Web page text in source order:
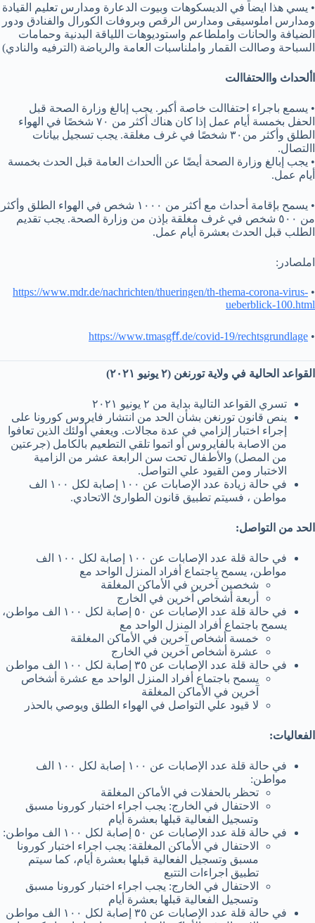
• يسي هذا ايضاً في الديسكوهات وبيوت الدعارة ومدارس تعليم القيادة
ومدارس املوسيقى ومدارس الرقص وبروفات الكورال والفنادق ودور
الضيافة والحانات واملطاعم واستوديوهات اللياقة البدنية وحمامات
السباحة وصاالت القمار واملناسبات العامة والرياضة (الترفيه والنادي)
األحداث واالحتفاالت
• يسمع باجراء احتفاالت خاصة أكبر. يجب إبالغ وزارة الصحة قبل
الحفل بخمسة أيام عمل إذا كان هناك أكثر من ٧٠ شخصًا في الهواء
الطلق وأكثر من٣٠ شخصًا في غرف مغلقة. يجب تسجيل بيانات
االتصال.
• يجب إبالغ وزارة الصحة أيضًا عن األحداث العامة قبل الحدث بخمسة
أيام عمل.
• يسمح بإقامة أحداث مع أكثر من ١٠٠٠ شخص في الهواء الطلق وأكثر
من ٥٠٠ شخص في غرف مغلقة بإذن من وزارة الصحة. يجب تقديم
الطلب قبل الحدث بعشرة أيام عمل.
املصادر:
•
https://www.mdr.de/nachrichten/thueringen/th-thema-corona-virus-
ueberblick-100.html
•
https://www.tmasgﬀ.de/covid-19/rechtsgrundlage
اﻟﻘﻮاﻋﺪ اﻟﺤﺎﻟﯿﺔ ﻓﻲ وﻻﯾﺔ ﺗﻮرﻧﻐﻦ (٢ ﯾﻮﻧﯿﻮ ٢٠٢١)
ﺗﺴﺮي اﻟﻘﻮاﻋﺪ اﻟﺘﺎﻟﯿﺔ ﺑﺪاﯾﺔ ﻣﻦ ٢ ﯾﻮﻧﯿﻮ ٢٠٢١
ﯾﻨﺺ ﻗﺎﻧﻮن ﺗﻮرﻧﻐﻦ ﺑﺸﺄن اﻟﺤﺪ ﻣﻦ اﻧﺘﺸﺎر ﻓﺎﯾﺮوس ﻛﻮروﻧﺎ ﻋﻠﻰ
إﺟﺮاء اﺧﺘﺒﺎر إﻟﺰاﻣﻲ ﻓﻲ ﻋﺪة ﻣﺠﺎﻻت. وﯾﻌﻔﻲ أوﻟﺌﻚ اﻟﺬﯾﻦ ﺗﻌﺎﻓﻮا
ﻣﻦ اﻻﺻﺎﺑﺔ ﺑﺎﻟﻔﺎﯾﺮوس أو اﺗﻤﻮا ﺗﻠﻘﻲ اﻟﺘﻄﻌﯿﻢ ﺑﺎﻟﻜﺎﻣﻞ (ﺟﺮﻋﺘﯿﻦ
ﻣﻦ اﻟﻤﺼﻞ) واﻷطﻔﺎل ﺗﺤﺖ ﺳﻦ اﻟﺮاﺑﻌﺔ ﻋﺸﺮ ﻣﻦ اﻟﺰاﻣﯿﺔ
اﻻﺧﺘﺒﺎر وﻣﻦ اﻟﻘﯿﻮد ﻋﻠﻲ اﻟﺘﻮاﺻﻞ.
ﻓﻲ ﺣﺎﻟﺔ زﯾﺎدة ﻋﺪد اﻹﺻﺎﺑﺎت ﻋﻦ ١٠٠ إﺻﺎﺑﺔ ﻟﻜﻞ ١٠٠ اﻟﻒ
ﻣﻮاطﻦ ، ﻓﺴﯿﺘﻢ ﺗﻄﺒﯿﻖ ﻗﺎﻧﻮن اﻟﻄﻮارئ اﻻﺗﺤﺎدي.
اﻟﺤﺪ ﻣﻦ اﻟﺘﻮاﺻﻞ:
ﻓﻲ ﺣﺎﻟﺔ ﻗﻠﺔ ﻋﺪد اﻹﺻﺎﺑﺎت ﻋﻦ ١٠٠ إﺻﺎﺑﺔ ﻟﻜﻞ ١٠٠ اﻟﻒ
ﻣﻮاطﻦ، ﯾﺴﻤﺢ ﺑﺎﺟﺘﻤﺎع أﻓﺮاد اﻟﻤﻨﺰل اﻟﻮاﺣﺪ ﻣﻊ
ﺷﺨﺼﯿﻦ آﺧﺮﯾﻦ ﻓﻲ اﻷﻣﺎﻛﻦ اﻟﻤﻐﻠﻘﺔ
أرﺑﻌﺔ أﺷﺨﺎص آﺧﺮﯾﻦ ﻓﻲ اﻟﺨﺎرج
ﻓﻲ ﺣﺎﻟﺔ ﻗﻠﺔ ﻋﺪد اﻹﺻﺎﺑﺎت ﻋﻦ ٥٠ إﺻﺎﺑﺔ ﻟﻜﻞ ١٠٠ اﻟﻒ ﻣﻮاطﻦ،
ﯾﺴﻤﺢ ﺑﺎﺟﺘﻤﺎع أﻓﺮاد اﻟﻤﻨﺰل اﻟﻮاﺣﺪ ﻣﻊ
ﺧﻤﺴﺔ أﺷﺨﺎص آﺧﺮﯾﻦ ﻓﻲ اﻷﻣﺎﻛﻦ اﻟﻤﻐﻠﻘﺔ
ﻋﺸﺮة أﺷﺨﺎص آﺧﺮﯾﻦ ﻓﻲ اﻟﺨﺎرج
ﻓﻲ ﺣﺎﻟﺔ ﻗﻠﺔ ﻋﺪد اﻹﺻﺎﺑﺎت ﻋﻦ ٣٥ إﺻﺎﺑﺔ ﻟﻜﻞ ١٠٠ اﻟﻒ ﻣﻮاطﻦ
ﯾﺴﻤﺢ ﺑﺎﺟﺘﻤﺎع أﻓﺮاد اﻟﻤﻨﺰل اﻟﻮاﺣﺪ ﻣﻊ ﻋﺸﺮة أﺷﺨﺎص
آﺧﺮﯾﻦ ﻓﻲ اﻷﻣﺎﻛﻦ اﻟﻤﻐﻠﻘﺔ
ﻻ ﻗﯿﻮد ﻋﻠﻲ اﻟﺘﻮاﺻﻞ ﻓﻲ اﻟﮭﻮاء اﻟﻄﻠﻖ وﯾﻮﺻﻲ ﺑﺎﻟﺤﺬر
اﻟﻔﻌﺎﻟﯿﺎت:
ﻓﻲ ﺣﺎﻟﺔ ﻗﻠﺔ ﻋﺪد اﻹﺻﺎﺑﺎت ﻋﻦ ١٠٠ إﺻﺎﺑﺔ ﻟﻜﻞ ١٠٠ اﻟﻒ
ﻣﻮاطﻦ:
ﺗﺤﻈﺮ ﺑﺎﻟﺤﻔﻼت ﻓﻲ اﻷﻣﺎﻛﻦ اﻟﻤﻐﻠﻘﺔ
اﻻﺣﺘﻔﺎل ﻓﻲ اﻟﺨﺎرج: ﯾﺠﺐ اﺟﺮاء اﺧﺘﺒﺎر ﻛﻮروﻧﺎ ﻣﺴﺒﻖ
وﺗﺴﺠﯿﻞ اﻟﻔﻌﺎﻟﯿﺔ ﻗﺒﻠﮭﺎ ﺑﻌﺸﺮة أﯾﺎم
ﻓﻲ ﺣﺎﻟﺔ ﻗﻠﺔ ﻋﺪد اﻹﺻﺎﺑﺎت ﻋﻦ ٥٠ إﺻﺎﺑﺔ ﻟﻜﻞ ١٠٠ اﻟﻒ ﻣﻮاطﻦ:
اﻻﺣﺘﻔﺎل ﻓﻲ اﻷﻣﺎﻛﻦ اﻟﻤﻐﻠﻘﺔ: ﯾﺠﺐ اﺟﺮاء اﺧﺘﺒﺎر ﻛﻮروﻧﺎ
ﻣﺴﺒﻖ وﺗﺴﺠﯿﻞ اﻟﻔﻌﺎﻟﯿﺔ ﻗﺒﻠﮭﺎ ﺑﻌﺸﺮة أﯾﺎم، ﻛﻤﺎ ﺳﯿﺘﻢ
ﺗﻄﺒﯿﻖ اﺟﺮاءات اﻟﺘﺘﺒﻊ
اﻻﺣﺘﻔﺎل ﻓﻲ اﻟﺨﺎرج: ﯾﺠﺐ اﺟﺮاء اﺧﺘﺒﺎر ﻛﻮروﻧﺎ ﻣﺴﺒﻖ
وﺗﺴﺠﯿﻞ اﻟﻔﻌﺎﻟﯿﺔ ﻗﺒﻠﮭﺎ ﺑﻌﺸﺮة أﯾﺎم
ﻓﻲ ﺣﺎﻟﺔ ﻗﻠﺔ ﻋﺪد اﻹﺻﺎﺑﺎت ﻋﻦ ٣٥ إﺻﺎﺑﺔ ﻟﻜﻞ ١٠٠ اﻟﻒ ﻣﻮاطﻦ